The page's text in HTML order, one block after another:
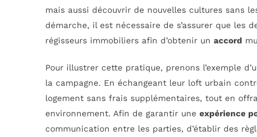
mais aussi découvrir de nouvelles cultures sans
démarche, il est nécessaire de s’assurer que les
régisseurs immobiliers afin d’obtenir un accord
Pour illustrer cette pratique, prenons l’exemple
la campagne. En échangeant leur loft urbain
logement sans frais supplémentaires, tout en
environnement. Afin de garantir une expérience
communication entre les parties, d’établir des